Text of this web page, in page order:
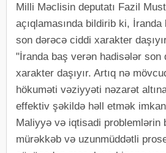
Milli Məclisin deputatı Fazil
açıqlamasında bildirib ki,
son dərəcə ciddi xarakter
"İranda baş verən hadisələr son
xarakter daşıyır. Artıq nə
hökuməti vəziyyəti nəzarət
effektiv şəkildə həll etmək
Maliyyə və iqtisadi problemlərin
mürəkkəb və uzunmüddətli